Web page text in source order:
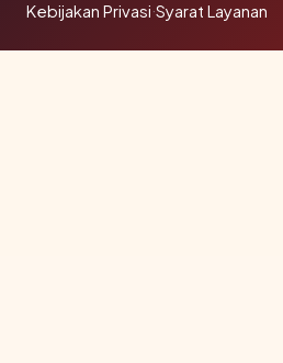
Kebijakan Privasi·Syarat Layanan